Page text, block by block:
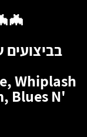
Whiplash,
Blues N'